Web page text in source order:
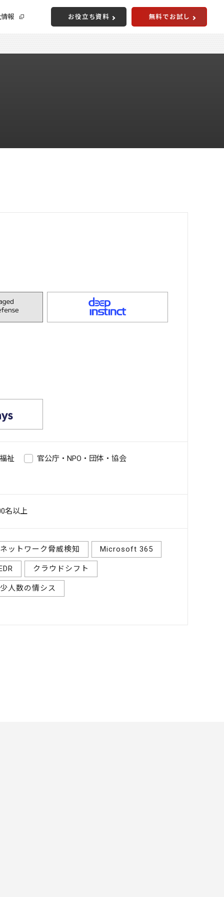
報 お役立ち資料 無料でお試し
祉 官公庁・NPO・団体・協会
名以上
ネットワーク脅威検知 Microsoft 365
クラウドシフト
少人数の情シス